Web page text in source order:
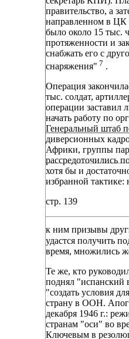
правительство, а
направленном в ЦК
было около 15 тыс.
протяженности и
снабжать его с
снаряжения" 7 .
Операция
тыс. солдат,
операции заставил
начать работу по
Генеральный штаб
диверсионных
Африки, группы
рассредоточились
хотя бы и
избранной
стр. 139
к ним призывы
удастся получить
время, множились
Те же, кто
поднял "испанский
"создать условия
страну в ООН.
декабря 1946 г.:
странам "оси" во
Ключевым в